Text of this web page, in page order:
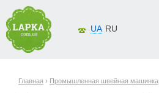
UA RU
Главная › Промышленная швейная машинка